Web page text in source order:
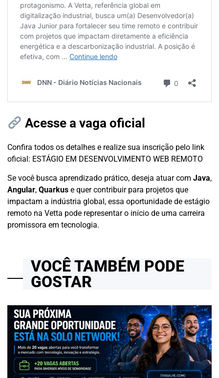
Acesse a vaga oficial
Confira todos os detalhes e realize sua inscrição pelo link
oficial: ESTÁGIO EM DESENVOLVIMENTO WEB REMOTO
Se você busca aprendizado prático, deseja atuar com Java,
Angular, Quarkus e quer contribuir para projetos que
impactam a indústria global, essa oportunidade de estágio
remoto na Vetta pode representar o início de uma carreira
promissora em tecnologia.
VOCÊ TAMBÉM PODE
GOSTAR